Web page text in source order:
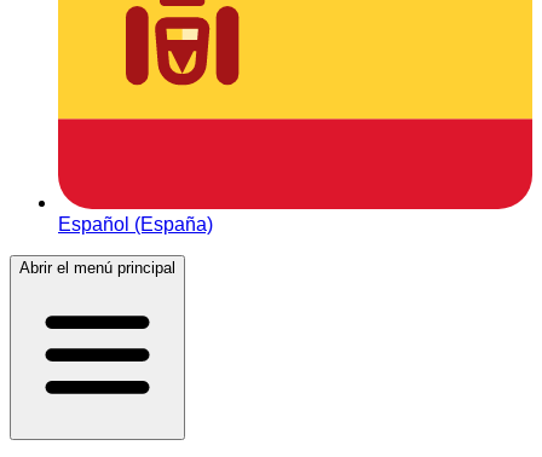
Español (España)
Abrir el menú principal